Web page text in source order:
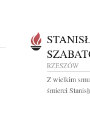
RZESZÓW
Z wielkim
śmierci